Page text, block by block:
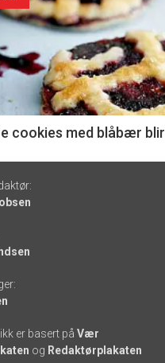
cookies med blåbær blir
er basert på Vær
og Redaktørplakaten